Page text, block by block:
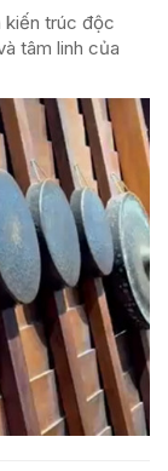
kiến trúc độc
tâm linh của